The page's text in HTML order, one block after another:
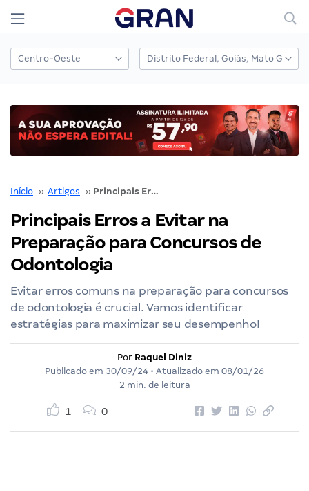
Início ›› Artigos ›› Principais Erros a Evitar na Preparação para Concursos de Odontologia
Principais Erros a Evitar na
Preparação para Concursos de
Odontologia
Evitar erros comuns na preparação para concursos
de odontologia é crucial. Vamos identificar
estratégias para maximizar seu desempenho!
Por Raquel Diniz
Publicado em 30/09/24 • Atualizado em 08/01/26
2 min. de leitura
1 0